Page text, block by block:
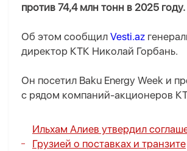
против 74,4 млн тонн в 2025 году.
Об этом сообщил Vesti.az
директор КТК Николай Горбань.
Он посетил Baku Energy Week и
с рядом компаний-акционеров
Ильхам Алиев утвердил
Грузией о поставках и транзите